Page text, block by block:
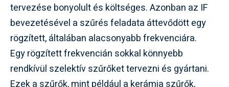
tervezése bonyolult és költséges. Azonban az IF
bevezetésével a szűrés feladata áttevődött egy
rögzített, általában alacsonyabb frekvenciára.
Egy rögzített frekvencián sokkal könnyebb
rendkívül szelektív szűrőket tervezni és gyártani.
Ezek a szűrők, mint például a kerámia szűrők,